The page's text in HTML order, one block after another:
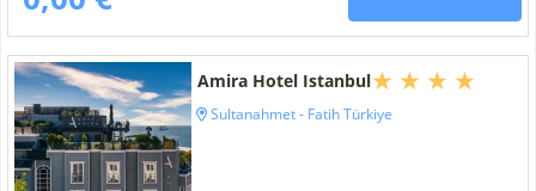
Amira Hotel Istanbul
Sultanahmet - Fatih Türkiye